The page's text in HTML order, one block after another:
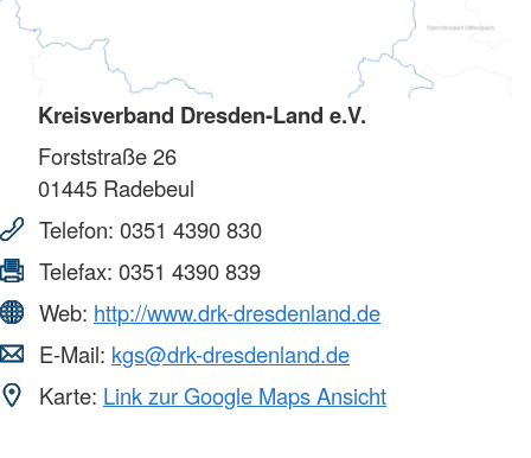
Kreisverband Dresden-Land e.V.
Forststraße 26
01445 Radebeul
Telefon: 0351 4390 830
Telefax: 0351 4390 839
Web: http://www.drk-dresdenland.de
E-Mail: kgs@drk-dresdenland.de
Karte: Link zur Google Maps Ansicht